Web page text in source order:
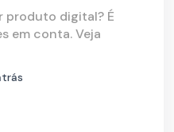
produto digital? É
em conta. Veja